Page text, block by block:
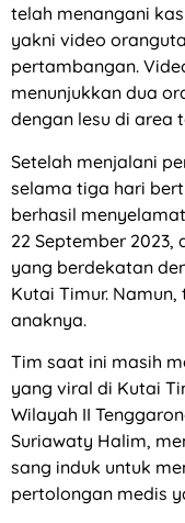
telah menangani
yakni video
pertambangan.
menunjukkan dua
dengan lesu di area
Setelah menjalani
selama tiga hari
berhasil
22 September 2023,
yang berdekatan
Kutai Timur.
anaknya.
Tim saat ini masih
yang viral di Kutai
Wilayah II
Suriawaty Halim,
sang induk untuk
pertolongan medis